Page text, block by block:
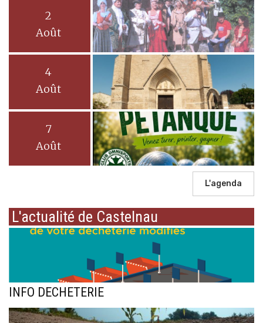
2
Août
4
Août
7
Août
L'agenda
L'actualité de Castelnau
INFO DECHETERIE